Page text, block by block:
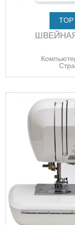
TOP
ШВЕЙНАЯ